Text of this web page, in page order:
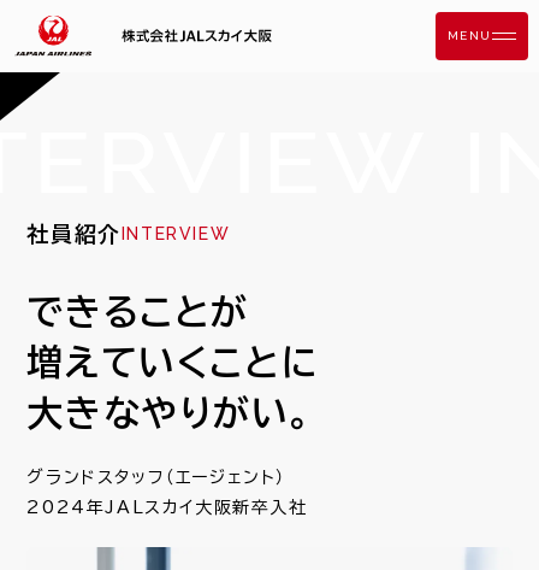
MENU
COMPANY
AT FIRST
3分でわかるJALスカイ大阪
業務紹介
WORK STYLE
社員紹介 INTERVIEW
できることが
増えていくことに
大きなやりがい。
グランドスタッフ（エージェント）
2024年JALスカイ大阪新卒入社